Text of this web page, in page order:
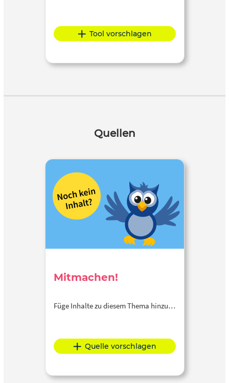
Tool vorschlagen
Quellen
Mitmachen!
Füge Inhalte zu diesem Thema hinzu…
Quelle vorschlagen